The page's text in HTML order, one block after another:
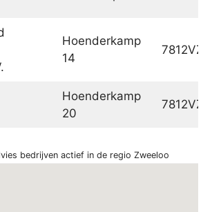
Hoenderkamp
14
7812VZ
Hoenderkamp
20
7812VZ
bedrijven actief in de regio Zweeloo